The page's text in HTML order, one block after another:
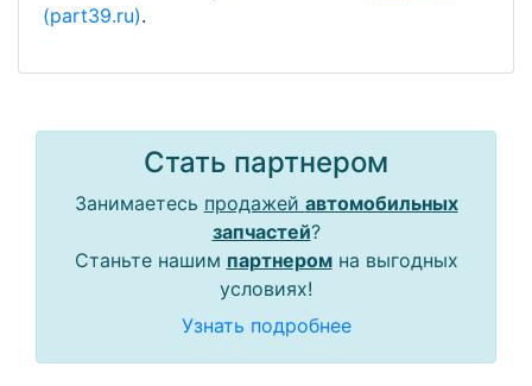
(part39.ru).
Стать партнером
Занимаетесь продажей автомобильных
запчастей?
Станьте нашим партнеромна выгодных
условиях!
Узнать подробнее